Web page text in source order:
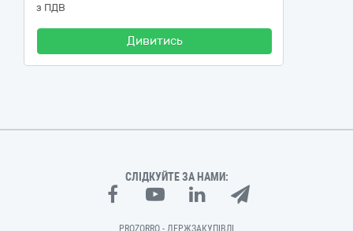
з ПДВ
Дивитись
СЛІДКУЙТЕ ЗА НАМИ:
PROZORRO - ДЕРЖЗАКУПІВЛІ